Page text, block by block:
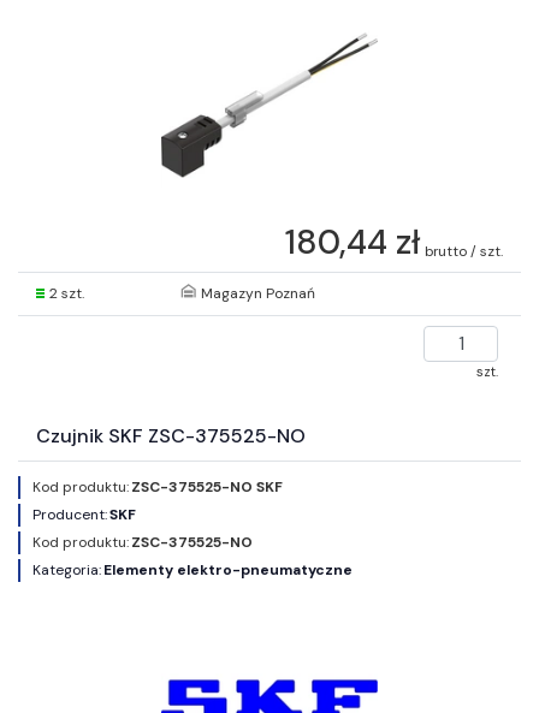
180,44 zł brutto / szt.
2 szt. Magazyn Poznań
szt.
Czujnik SKF ZSC-375525-NO
Kod produktu:ZSC-375525-NO SKF
Producent:SKF
Kod produktu:ZSC-375525-NO
Kategoria:Elementy elektro-pneumatyczne